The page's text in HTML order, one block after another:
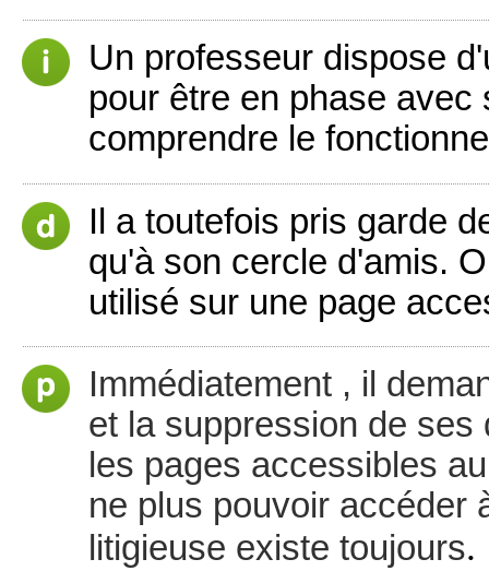
Un professeur dispose
pour être en phase
comprendre le
Il a toutefois pris garde
qu'à son cercle d'amis.
utilisé sur une page
Immédiatement , il
et la suppression de
les pages accessibles
ne plus pouvoir accéder
litigieuse existe toujours.